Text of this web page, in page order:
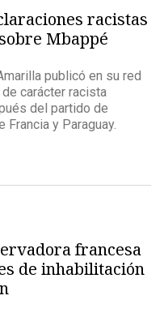
racistas
Mbappé
publicó en su red
carácter racista
del partido de
y Paraguay.
francesa
de inhabilitación